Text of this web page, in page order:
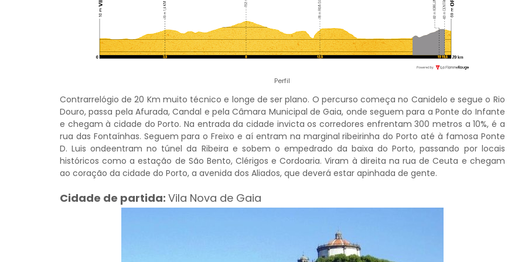
Perfil
Contrarrelógio de 20 Km muito técnico e longe de ser plano. O percurso começa no Canidelo e segue o Rio
Douro, passa pela Afurada, Candal e pela Câmara Municipal de Gaia, onde seguem para a Ponte do Infante
e chegam à cidade do Porto. Na entrada da cidade invicta os corredores enfrentam 300 metros a 10%, é a
rua das Fontaínhas. Seguem para o Freixo e aí entram na marginal ribeirinha do Porto até à famosa Ponte
D. Luis ondeentram no túnel da Ribeira e sobem o empedrado da baixa do Porto, passando por locais
históricos como a estação de São Bento, Clérigos e Cordoaria. Viram à direita na rua de Ceuta e chegam
ao coração da cidade do Porto, a avenida dos Aliados, que deverá estar apinhada de gente.
Cidade de partida: Vila Nova de Gaia